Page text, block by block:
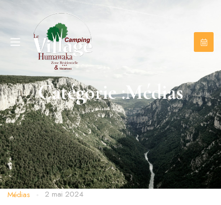
Catégorie :Médias
Médias 2 mai 2024